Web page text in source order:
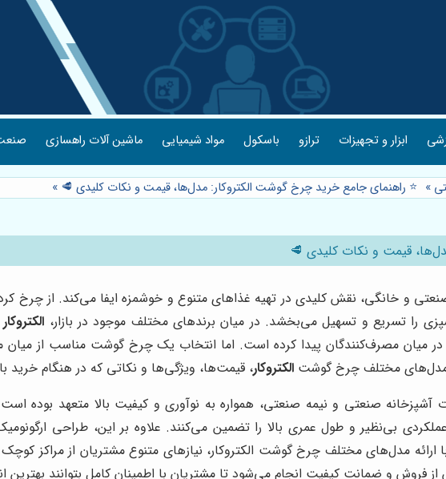
ابزار و تجهیزات ترازو باسکول مواد شیمیایی ماشین آلات راهسازی
» ⭐️ راهنمای جامع خرید چرخ گوشت الکتروکار: مدل‌ها، قیمت و نکات کلیدی 🥩 »
قیمت و نکات کلیدی 🥩
و خانگی، نقش کلیدی در تهیه غذاهای متنوع و خوشمزه ایفا می‌کند. از چرخ
را تسریع و تسهیل می‌بخشد. در میان برندهای مختلف موجود در بازار، الکتروکار
در میان مصرف‌کنندگان پیدا کرده است. اما انتخاب یک چرخ گوشت مناسب از
مدل‌های مختلف چرخ گوشت الکتروکار، قیمت‌ها، ویژگی‌ها و نکاتی که در هنگام خرید
آشپزخانه صنعتی و نیمه صنعتی، همواره به نوآوری و کیفیت بالا متعهد بوده
بی‌نظیر و طول عمری بالا را تضمین می‌کنند. علاوه بر این، طراحی
ارائه مدل‌های مختلف چرخ گوشت الکتروکار، نیازهای متنوع مشتریان از
و ضمانت کیفیت انجام می‌شود تا مشتریان با اطمینان کامل بتوانند بهترین